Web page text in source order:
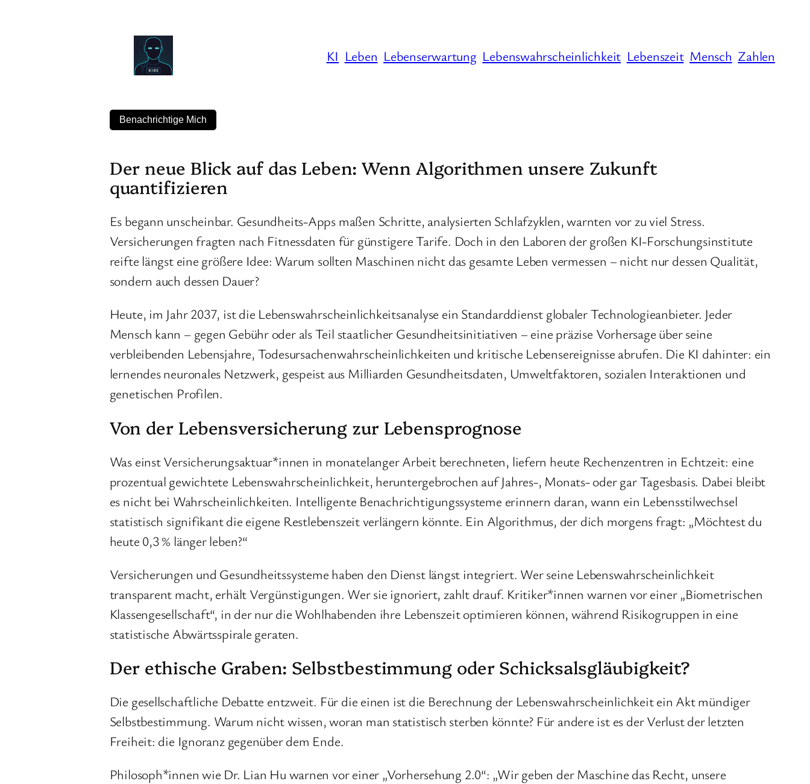
KI Leben Lebenserwartung Lebenswahrscheinlichkeit Lebenszeit Mensch Zahlen
Benachrichtige Mich
Der neue Blick auf das Leben: Wenn Algorithmen unsere Zukunft
quantifizieren
Es begann unscheinbar. Gesundheits-Apps maßen Schritte, analysierten Schlafzyklen, warnten vor zu viel Stress.
Versicherungen fragten nach Fitnessdaten für günstigere Tarife. Doch in den Laboren der großen KI-Forschungsinstitute
reifte längst eine größere Idee: Warum sollten Maschinen nicht das gesamte Leben vermessen – nicht nur dessen Qualität,
sondern auch dessen Dauer?
Heute, im Jahr 2037, ist die Lebenswahrscheinlichkeitsanalyse ein Standarddienst globaler Technologieanbieter. Jeder
Mensch kann – gegen Gebühr oder als Teil staatlicher Gesundheitsinitiativen – eine präzise Vorhersage über seine
verbleibenden Lebensjahre, Todesursachenwahrscheinlichkeiten und kritische Lebensereignisse abrufen. Die KI dahinter: ein
lernendes neuronales Netzwerk, gespeist aus Milliarden Gesundheitsdaten, Umweltfaktoren, sozialen Interaktionen und
genetischen Profilen.
Von der Lebensversicherung zur Lebensprognose
Was einst Versicherungsaktuar*innen in monatelanger Arbeit berechneten, liefern heute Rechenzentren in Echtzeit: eine
prozentual gewichtete Lebenswahrscheinlichkeit, heruntergebrochen auf Jahres-, Monats- oder gar Tagesbasis. Dabei bleibt
es nicht bei Wahrscheinlichkeiten. Intelligente Benachrichtigungssysteme erinnern daran, wann ein Lebensstilwechsel
statistisch signifikant die eigene Restlebenszeit verlängern könnte. Ein Algorithmus, der dich morgens fragt: „Möchtest du
heute 0,3 % länger leben?“
Versicherungen und Gesundheitssysteme haben den Dienst längst integriert. Wer seine Lebenswahrscheinlichkeit
transparent macht, erhält Vergünstigungen. Wer sie ignoriert, zahlt drauf. Kritiker*innen warnen vor einer „Biometrischen
Klassengesellschaft“, in der nur die Wohlhabenden ihre Lebenszeit optimieren können, während Risikogruppen in eine
statistische Abwärtsspirale geraten.
Der ethische Graben: Selbstbestimmung oder Schicksalsgläubigkeit?
Die gesellschaftliche Debatte entzweit. Für die einen ist die Berechnung der Lebenswahrscheinlichkeit ein Akt mündiger
Selbstbestimmung. Warum nicht wissen, woran man statistisch sterben könnte? Für andere ist es der Verlust der letzten
Freiheit: die Ignoranz gegenüber dem Ende.
Philosoph*innen wie Dr. Lian Hu warnen vor einer „Vorhersehung 2.0“: „Wir geben der Maschine das Recht, unsere